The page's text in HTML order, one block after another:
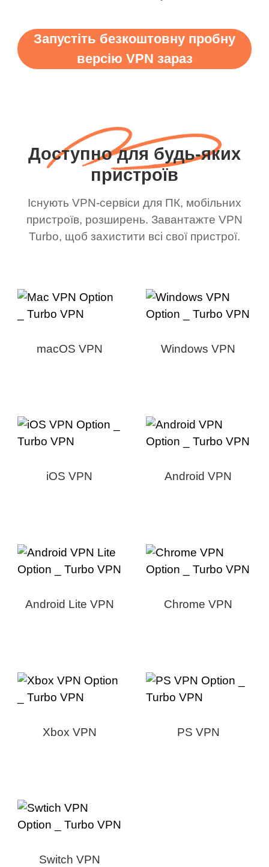
Запустіть безкоштовну пробну
версію VPN зараз
Доступно для будь-яких
пристроїв
Існують VPN-сервіси для ПК, мобільних
пристроїв, розширень. Завантажте VPN
Turbo, щоб захистити всі свої пристрої.
macOS VPN Windows VPN
iOS VPN Android VPN
Android Lite VPN Chrome VPN
Xbox VPN PS VPN
Switch VPN